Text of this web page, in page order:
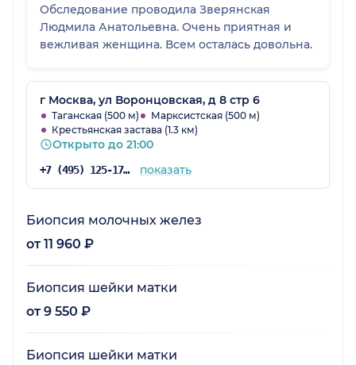
Обследование проводила Зверянская
Людмила Анатольевна. Очень приятная и
вежливая женщина. Всем осталась довольна.
г Москва, ул Воронцовская, д 8 стр 6
Таганская (500 м)
Марксистская (500 м)
Крестьянская застава (1.3 км)
Открыто до 21:00
+7 (495) 125-17-00 показать
Биопсия молочных желез
от 11 960 ₽
Биопсия шейки матки
от 9 550 ₽
Биопсия шейки матки